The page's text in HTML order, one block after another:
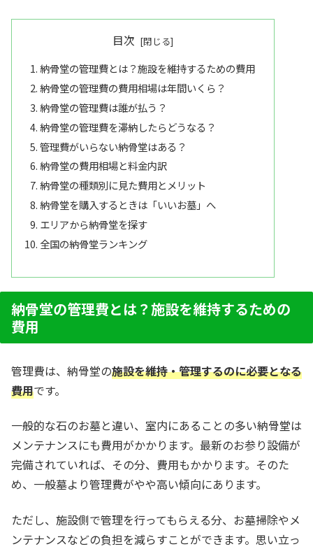
目次
納骨堂の管理費とは？施設を維持するための費用
納骨堂の管理費の費用相場は年間いくら？
納骨堂の管理費は誰が払う？
納骨堂の管理費を滞納したらどうなる？
管理費がいらない納骨堂はある？
納骨堂の費用相場と料金内訳
納骨堂の種類別に見た費用とメリット
納骨堂を購入するときは「いいお墓」へ
エリアから納骨堂を探す
全国の納骨堂ランキング
納骨堂の管理費とは？施設を維持するための
費用
管理費は、納骨堂の施設を維持・管理するのに必要となる
費用です。
一般的な石のお墓と違い、室内にあることの多い納骨堂は
メンテナンスにも費用がかかります。最新のお参り設備が
完備されていれば、その分、費用もかかります。そのた
め、一般墓より管理費がやや高い傾向にあります。
ただし、施設側で管理を行ってもらえる分、お墓掃除やメ
ンテナンスなどの負担を減らすことができます。思い立っ